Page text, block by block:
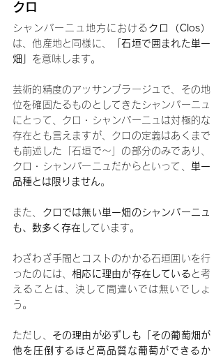
クロ
シャンパーニュ地方における クロ（Clos）
は、他産地と同様に、
「石垣で囲まれた単一
畑」 を意味します。
芸術的精度のアッサンブラージュで、その地
位を確固たるものとしてきたシャンパーニュ
にとって、クロ・シャンパーニュは対極的な
存在とも言えますが、クロの定義はあくまで
も前述した「石垣で〜」の部分のみであり、
クロ・シャンパーニュだからといって、
単一
品種とは限りません。
また、 クロでは無い単一畑のシャンパーニュ
も、数多く存在 しています。
わざわざ手間とコストのかかる石垣囲いを行
ったのには、相応に理由が存在している と考
えることは、決して間違いでは無いでしょ
う。
ただし、 その理由が必ずしも「その葡萄畑が
他を圧倒するほど高品質な葡萄ができるか